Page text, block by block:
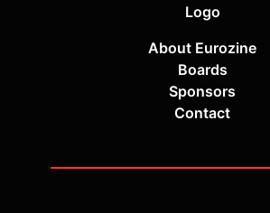
Logo
About Eurozine
Boards
Sponsors
Contact